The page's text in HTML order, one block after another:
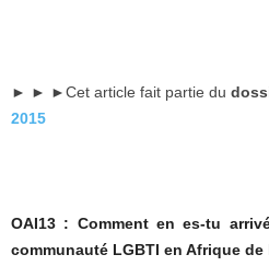
► ► ►Cet article fait partie du
2015
OAI13 : Comment en es-tu
communauté LGBTI en Afrique de